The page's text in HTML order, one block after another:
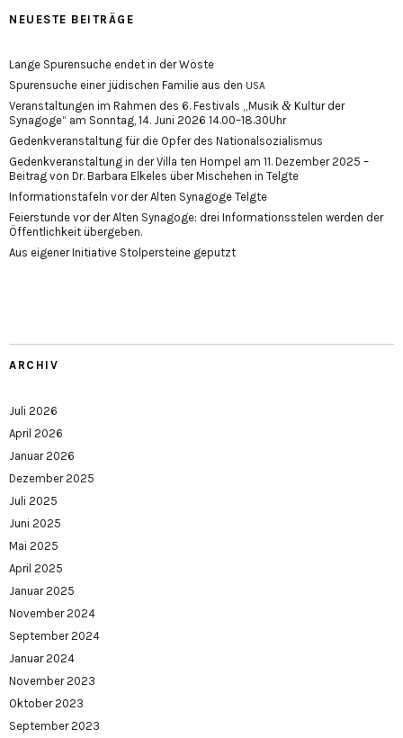
NEUESTE BEITRÄGE
Lange Spurensuche endet in der Wöste
Spurensuche einer jüdischen Familie aus den USA
Veranstaltungen im Rahmen des 6. Festivals „Musik & Kultur der
Synagoge“ am Sonntag, 14. Juni 2026 14.00–18.30Uhr
Gedenkveranstaltung für die Opfer des Nationalsozialismus
Gedenkveranstaltung in der Villa ten Hompel am 11. Dezember 2025 –
Beitrag von Dr. Barbara Elkeles über Mischehen in Telgte
Informationstafeln vor der Alten Synagoge Telgte
Feierstunde vor der Alten Synagoge: drei Informationsstelen werden der
Öffentlichkeit übergeben.
Aus eigener Initiative Stolpersteine geputzt
ARCHIV
Juli 2026
April 2026
Januar 2026
Dezember 2025
Juli 2025
Juni 2025
Mai 2025
April 2025
Januar 2025
November 2024
September 2024
Januar 2024
November 2023
Oktober 2023
September 2023